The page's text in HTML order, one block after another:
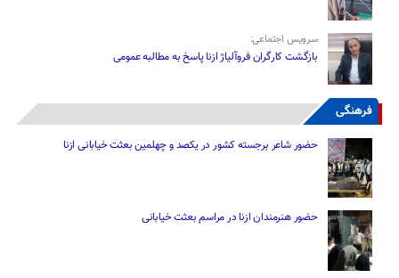
سرویس اجتماعی:
بازگشت کارگران فروآلیاژ ازنا پاسخ به مطالبه عمومی
فرهنگی
حضور شاعر برجسته کشور در یکصد و چهلمین بعثت خیابانی ازنا
حضور هنرمندان ازنا در مراسم بعثت خیابانی